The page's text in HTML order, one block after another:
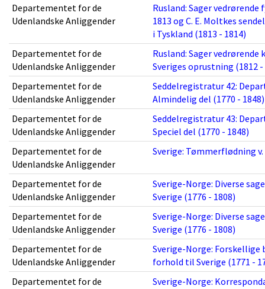
Departementet for de
Udenlandske Anliggender
Rusland: Sager
1813 og C. E. Moltkes
i Tyskland (1813 - 1814)
Departementet for de
Udenlandske Anliggender
Rusland: Sager
Sveriges oprustning (1812 -
Departementet for de
Udenlandske Anliggender
Seddelregistratur 42:
Almindelig del (1770 - 1848)
Departementet for de
Udenlandske Anliggender
Seddelregistratur 43:
Speciel del (1770 - 1848)
Departementet for de
Udenlandske Anliggender
Sverige: Tømmerflødning
Departementet for de
Udenlandske Anliggender
Sverige-Norge: Diverse
Sverige (1776 - 1808)
Departementet for de
Udenlandske Anliggender
Sverige-Norge: Diverse
Sverige (1776 - 1808)
Departementet for de
Udenlandske Anliggender
Sverige-Norge:
forhold til Sverige (1771 -
Departementet for de
Sverige-Norge: